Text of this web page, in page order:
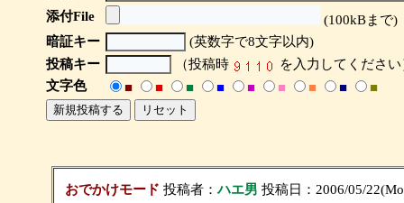
添付File
(100kBまで)
暗証キー
(英数字で8文字以内)
投稿キー
（投稿時
を入力してください
文字色
■ ■ ■ ■ ■ ■ ■ ■ ■
おでかけモード 投稿者：ハエ男 投稿日：2006/05/